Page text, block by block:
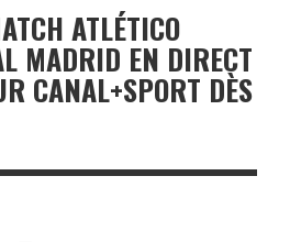
ATLÉTICO
MADRID EN DIRECT
CANAL+SPORT DÈS